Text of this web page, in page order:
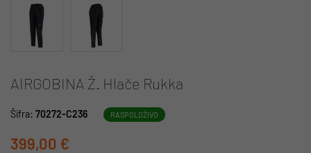
AIRGOBINA Ž. Hlače Rukka
Šifra: 70272-C236 RASPOLOŽIVO
399,00 €